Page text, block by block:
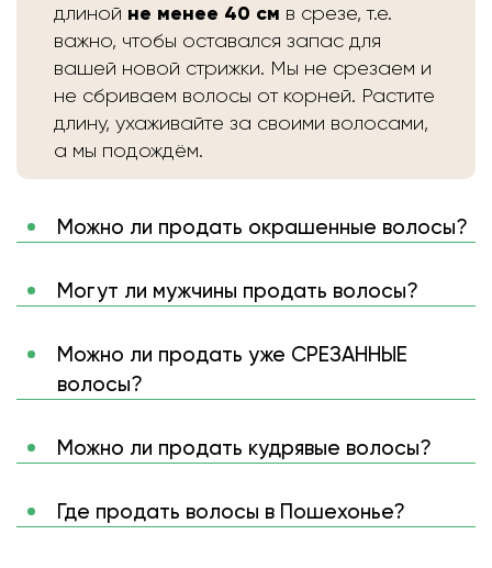
длиной не менее 40 см в срезе, т.е.
важно, чтобы оставался запас для
вашей новой стрижки. Мы не срезаем и
не сбриваем волосы от корней. Растите
длину, ухаживайте за своими волосами,
а мы подождём.
Можно ли продать окрашенные волосы?
Могут ли мужчины продать волосы?
Можно ли продать уже СРЕЗАННЫЕ
волосы?
Можно ли продать кудрявые волосы?
Где продать волосы в Пошехонье?